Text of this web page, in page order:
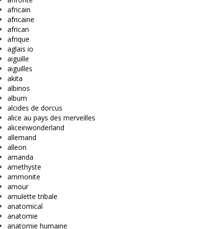
africain
africaine
african
afrique
aglais io
aiguille
aiguilles
akita
albinos
album
alcides de dorcus
alice au pays des merveilles
aliceinwonderland
allemand
alleon
amanda
amethyste
ammonite
amour
amulette tribale
anatomical
anatomie
anatomie humaine